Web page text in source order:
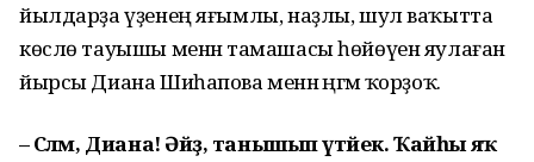
йылдарҙа үҙенең яғымлы, наҙлы, шул ваҡытта
көслө тауышы менән тамашасы һөйөүен яулаған
йырсы Диана Шиһапова менән әңгәмә ҡорҙоҡ.
– Сәләм, Диана! Әйҙә, танышып үтәйек. Ҡайһы яҡ